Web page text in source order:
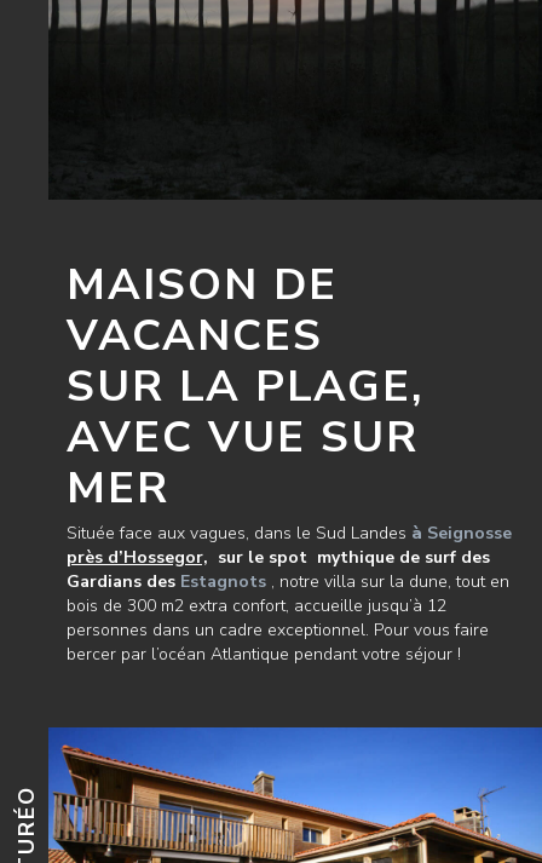
MAISON DE
VACANCES
SUR LA PLAGE,
AVEC VUE SUR
MER
Située face aux vagues, dans le Sud Landes à Seignosse
près d’Hossegor, sur le spot mythique de surf des
Gardians des Estagnots , notre villa sur la dune, tout en
bois de 300 m2 extra confort, accueille jusqu’à 12
personnes dans un cadre exceptionnel. Pour vous faire
bercer par l’océan Atlantique pendant votre séjour !